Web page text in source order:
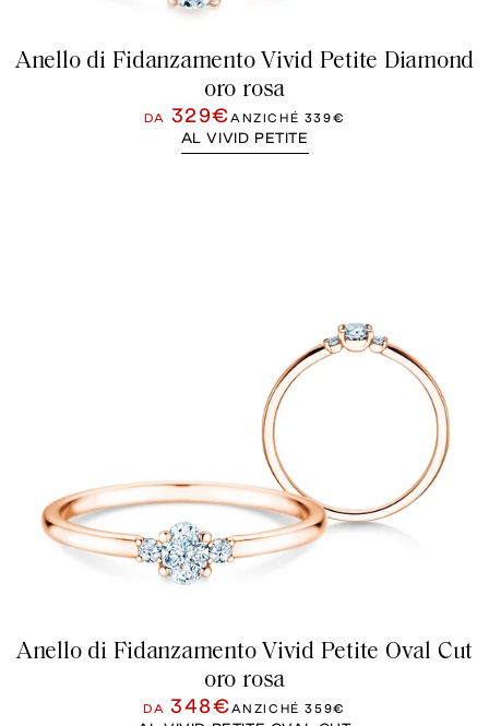
Anello di Fidanzamento Vivid Petite Diamond
oro rosa
DA 329€ANZICHÉ 339€
AL VIVID PETITE
Anello di Fidanzamento Vivid Petite Oval Cut
oro rosa
DA 348€ANZICHÉ359€